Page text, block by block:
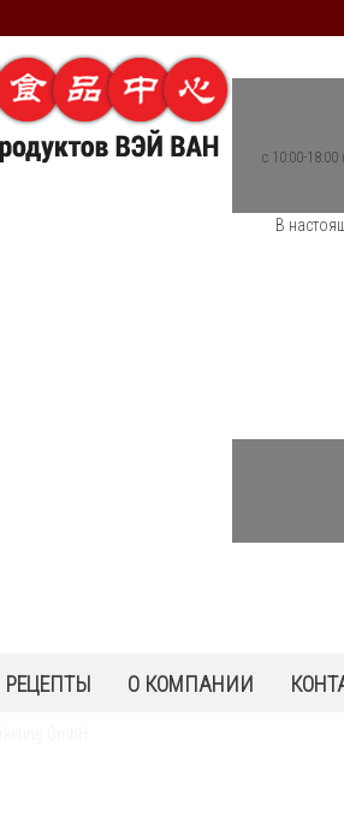
c 10:00-18:00
В
РЕЦЕПТЫ О КОМПАНИИ